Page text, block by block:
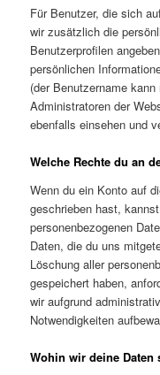
Für Benutzer, die sich
wir zusätzlich die
Benutzerprofilen
persönlichen
(der Benutzername
Administratoren der
ebenfalls einsehen und
Welche Rechte du an
Wenn du ein Konto auf
geschrieben hast,
personenbezogenen
Daten, die du uns
Löschung aller
gespeichert haben,
wir aufgrund
Notwendigkeiten
Wohin wir deine Daten